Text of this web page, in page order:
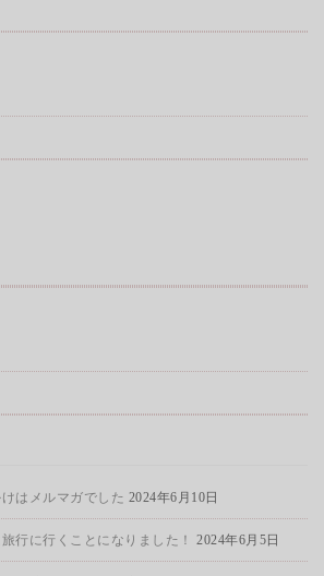
はメルマガでした 2024年6月10日
行に行くことになりました！ 2024年6月5日